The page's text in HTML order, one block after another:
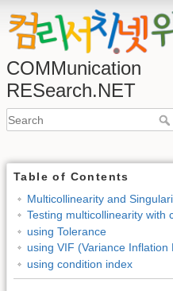
COMMunication
RESearch.NET
Table of Contents
Multicollinearity and
Testing multicollinearity with
using Tolerance
using VIF (Variance Inflation
using condition index